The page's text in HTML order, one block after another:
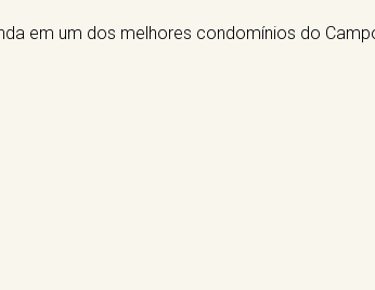
em um dos melhores condomínios do